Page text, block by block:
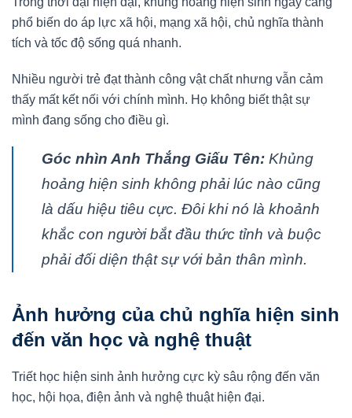
phổ biến do áp lực xã hội, mạng xã hội, chủ nghĩa thành
tích và tốc độ sống quá nhanh.
Nhiều người trẻ đạt thành công vật chất nhưng vẫn cảm
thấy mất kết nối với chính mình. Họ không biết thật sự
mình đang sống cho điều gì.
Góc nhìn Anh Thắng Giấu Tên:Khủng
hoảng hiện sinh không phải lúc nào cũng
là dấu hiệu tiêu cực. Đôi khi nó là khoảnh
khắc con người bắt đầu thức tỉnh và buộc
phải đối diện thật sự với bản thân mình.
Ảnh hưởng của chủ nghĩa hiện sinh
đến văn học và nghệ thuật
Triết học hiện sinh ảnh hưởng cực kỳ sâu rộng đến văn
học, hội họa, điện ảnh và nghệ thuật hiện đại.